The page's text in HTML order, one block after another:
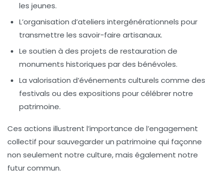
les jeunes.
L’organisation d’ateliers intergénérationnels pour
transmettre les savoir-faire artisanaux.
Le soutien à des projets de restauration de
monuments historiques par des bénévoles.
La valorisation d’événements culturels comme des
festivals ou des expositions pour célébrer notre
patrimoine.
Ces actions illustrent l’importance de l’engagement
collectif pour sauvegarder un patrimoine qui façonne
non seulement notre culture, mais également notre
futur commun.